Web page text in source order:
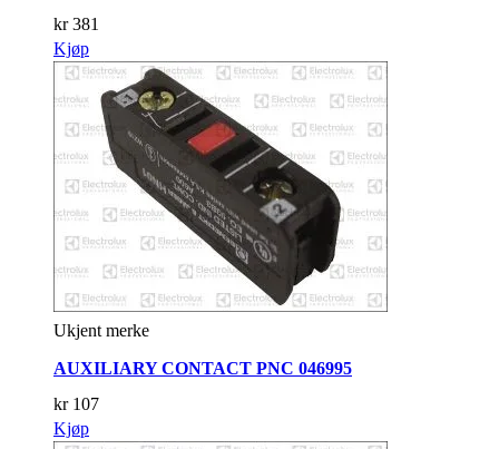
kr381
Kjøp
Ukjent merke
AUXILIARY CONTACT PNC 046995
kr107
Kjøp